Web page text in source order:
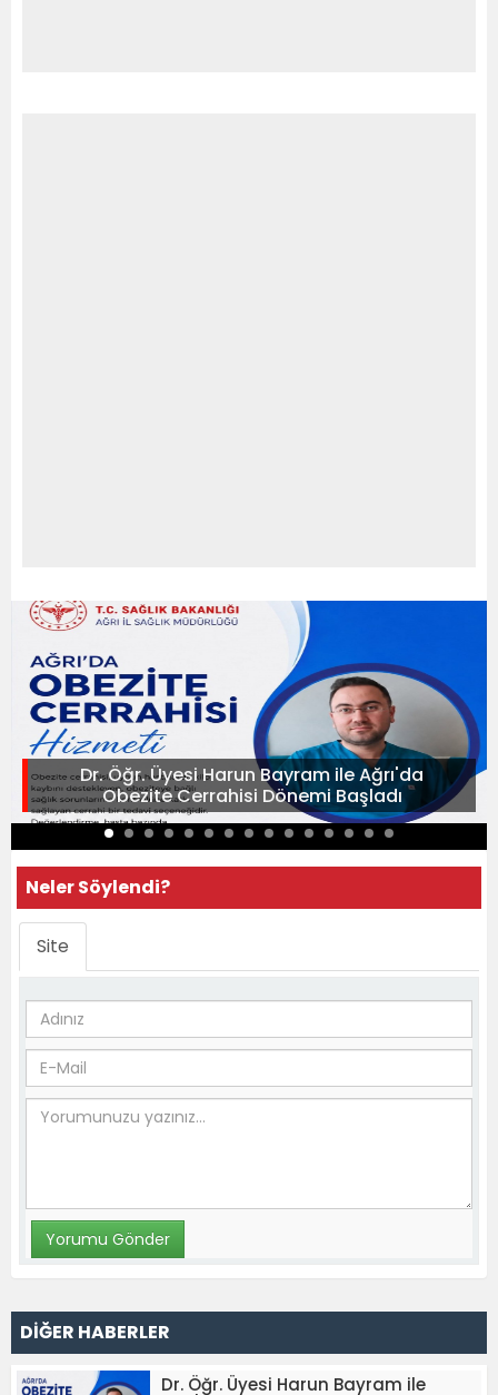
Dr. Öğr. Üyesi Harun Bayram ile Ağrı'da
Obezite Cerrahisi Dönemi Başladı
Neler Söylendi?
Site
DİĞER HABERLER
Dr. Öğr. Üyesi Harun Bayram ile